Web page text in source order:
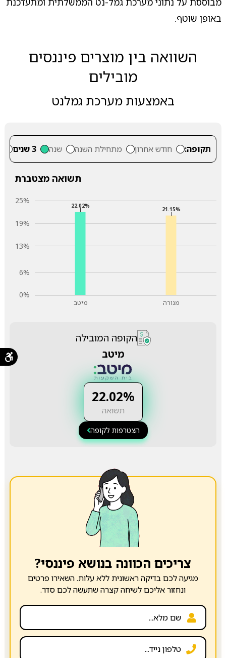
באופן שוטף.
השוואה בין מוצרים פיננסים
מובילים
באמצעות מערכת גמלנט
תקופה: חודש אחרון מתחילת השנה שנה 3 שנים
תשואה מצטברת
מיטב מנורה
0%
6%
13%
19%
25%
22.02%
21.15%
הקופה המובילה
מיטב
22.02%
תשואה
הצטרפות לקופה
צריכים הכוונה בנושא פיננסי?
מגיעה לכם בדיקה ראשונית ללא עלות. השאירו פרטים
ונחזור אליכם לשיחה קצרה שתעשה לכם סדר.